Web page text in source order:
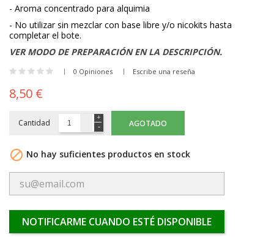
- Aroma concentrado para alquimia
- No utilizar sin mezclar con base libre y/o nicokits hasta
completar el bote.
VER MODO DE PREPARACIÓN EN LA DESCRIPCIÓN.
0 Opiniones Escribe una reseña
8,50 €
Cantidad AGOTADO
 No hay suficientes productos en stock
NOTIFICARME CUANDO ESTÉ DISPONIBLE